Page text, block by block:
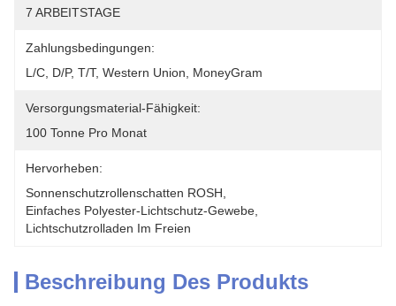
7 ARBEITSTAGE
Zahlungsbedingungen:
L/C, D/P, T/T, Western Union, MoneyGram
Versorgungsmaterial-Fähigkeit:
100 Tonne Pro Monat
Hervorheben:
Sonnenschutzrollenschatten ROSH
Einfaches Polyester-Lichtschutz-Gewebe
Lichtschutzrolladen Im Freien
Beschreibung Des Produkts